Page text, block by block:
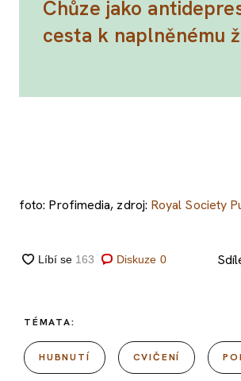
Chůze jako
cesta k naplněnému
foto: Profimedia, zdroj: Royal Society
Diskuze 0
TÉMATA:
HUBNUTÍ CVIČENÍ